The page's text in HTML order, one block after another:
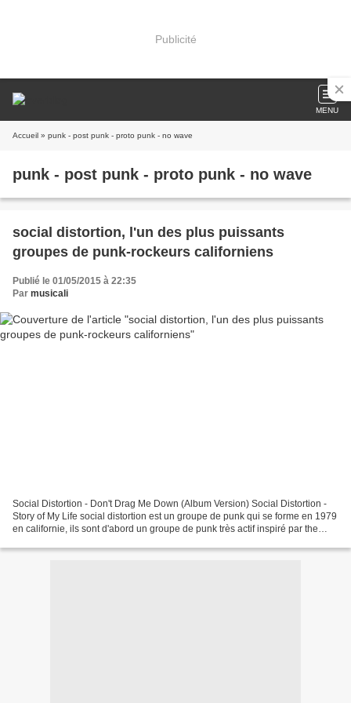
Publicité
MENU
Accueil » punk - post punk - proto punk - no wave
punk - post punk - proto punk - no wave
social distortion, l'un des plus puissants
groupes de punk-rockeurs californiens
Publié le 01/05/2015 à 22:35
Par musicali
Social Distortion - Don't Drag Me Down (Album Version) Social Distortion -
Story of My Life social distortion est un groupe de punk qui se forme en 1979
en californie, ils sont d'abord un groupe de punk très actif inspiré par the